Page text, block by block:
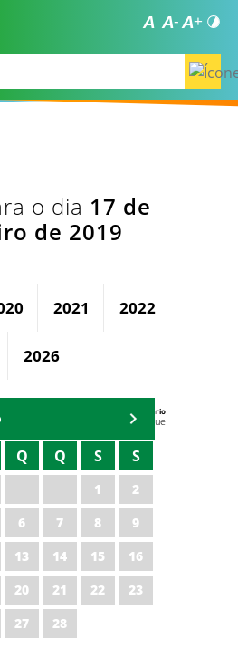
o dia 17 de
de 2019
2021 2022
2026
Agenda do Secretário
Zezinho Albuquerque
Q Q S S
1
2
6 7 8
9
13 14 15
16
20 21 22
23
27 28